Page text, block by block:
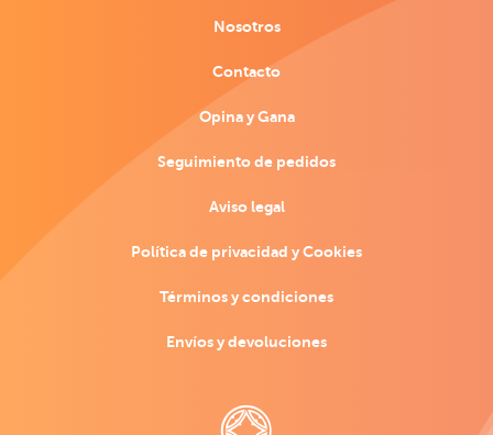
Nosotros
Contacto
Opina y Gana
Seguimiento de pedidos
Aviso legal
Política de privacidad y Cookies
Términos y condiciones
Envíos y devoluciones